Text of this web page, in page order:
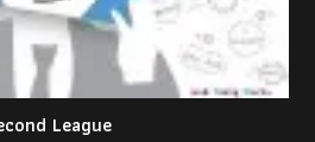
League